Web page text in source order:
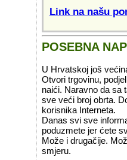
Link na našu
POSEBNA
U Hrvatskoj još
Otvori trgovinu,
naići. Naravno da sa
sve veći broj obrta.
korisnika Interneta.
Danas svi sve
poduzmete jer ćete
Može i drugačije.
smjeru.